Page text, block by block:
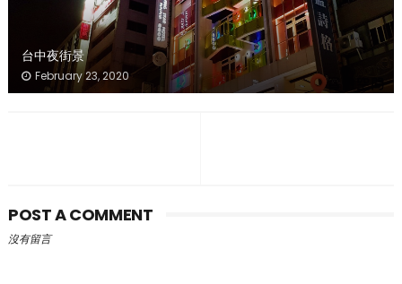
台中夜街景
February 23, 2020
POST A COMMENT
沒有留言